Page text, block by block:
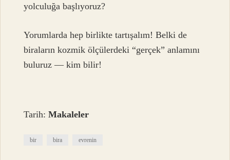
yolculuğa başlıyoruz?
Yorumlarda hep birlikte tartışalım! Belki de
biraların kozmik ölçülerdeki “gerçek” anlamını
buluruz — kim bilir!
Tarih:Makaleler
bir bira evrenin